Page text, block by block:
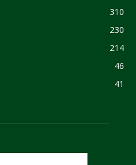
310
230
214
46
41